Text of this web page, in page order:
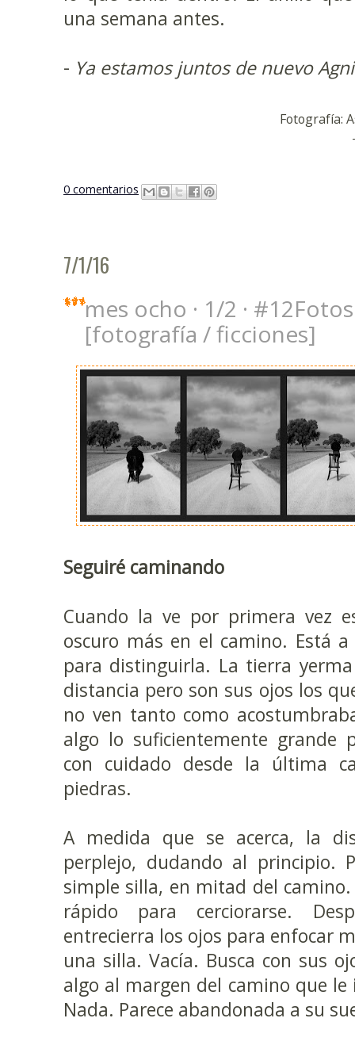
una semana antes.
- Ya estamos juntos de nuevo
Fotografía:
0 comentarios
7/1/16
mes ocho · 1/2 ·
[fotografía / ficciones]
Seguiré caminando
Cuando la ve por primera vez
oscuro más en el camino. Está
para distinguirla. La tierra
distancia pero son sus ojos los
no ven tanto como
algo lo suficientemente grande
con cuidado desde la última
piedras.
A medida que se acerca, la
perplejo, dudando al principio.
simple silla, en mitad del
rápido para cerciorarse.
entrecierra los ojos para enfocar
una silla. Vacía. Busca con sus
algo al margen del camino que
Nada. Parece abandonada a su